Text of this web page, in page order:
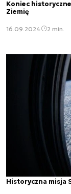
Koniec
Ziemię
16.09.2024 2 min.
Historyczna misja